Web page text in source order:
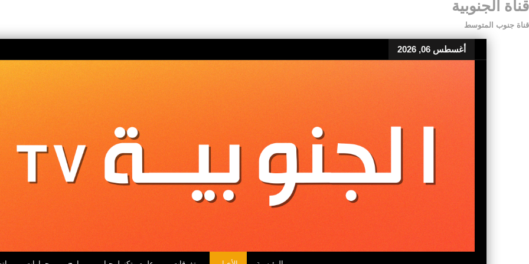
قناة الجنوبية
قناة جنوب المتوسط
أغسطس 06, 2026